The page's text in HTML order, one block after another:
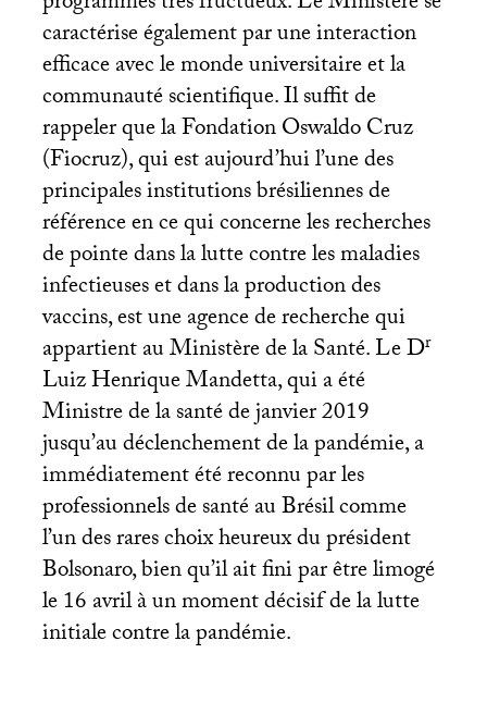
caractérise également par une interaction
efficace avec le monde universitaire et la
communauté scientifique. Il suffit de
rappeler que la Fondation Oswaldo Cruz
(Fiocruz), qui est aujourd’hui l’une des
principales institutions brésiliennes de
référence en ce qui concerne les recherches
de pointe dans la lutte contre les maladies
infectieuses et dans la production des
vaccins, est une agence de recherche qui
appartient au Ministère de la Santé. Le Dr
Luiz Henrique Mandetta, qui a été
Ministre de la santé de janvier 2019
jusqu’au déclenchement de la pandémie, a
immédiatement été reconnu par les
professionnels de santé au Brésil comme
l’un des rares choix heureux du président
Bolsonaro, bien qu’il ait fini par être limogé
le 16 avril à un moment décisif de la lutte
initiale contre la pandémie.